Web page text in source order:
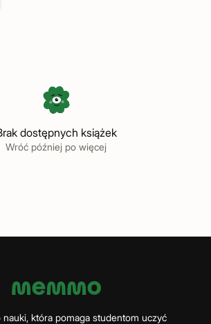
dostępnych książek
Wróć później po więcej
nauki, która pomaga studentom uczyć